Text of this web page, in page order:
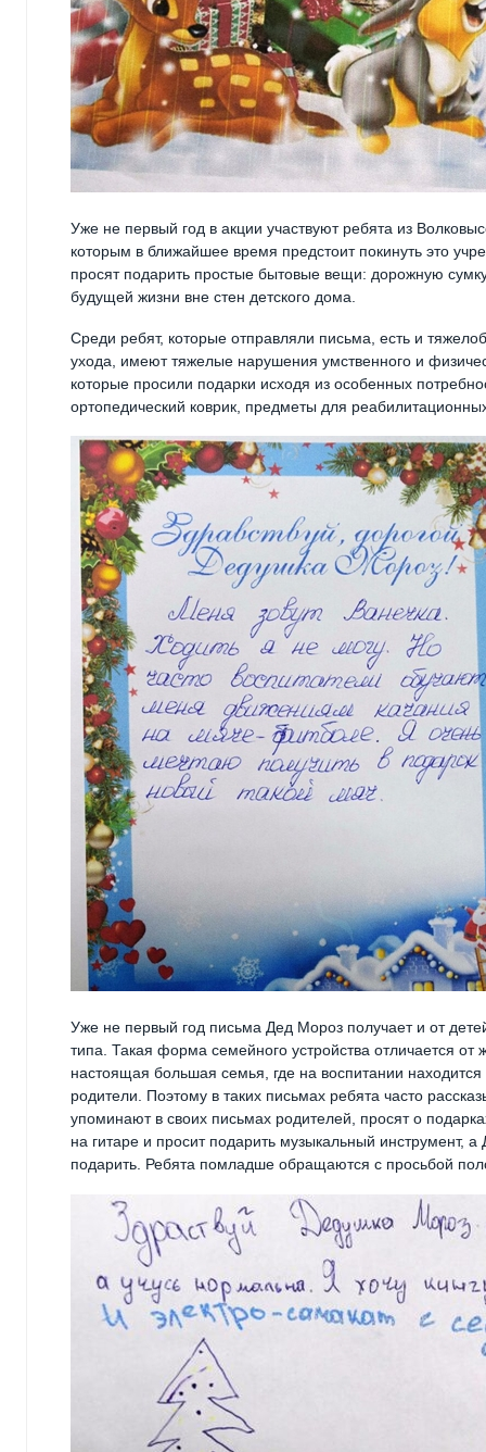
Уже не первый год в акции участвуют ребята из
которым в ближайшее время предстоит покинуть это
просят подарить простые бытовые вещи: дорожную
будущей жизни вне стен детского дома.
Среди ребят, которые отправляли письма, есть и
ухода, имеют тяжелые нарушения умственного и
которые просили подарки исходя из особенных
ортопедический коврик, предметы для
Уже не первый год письма Дед Мороз получает и от
типа. Такая форма семейного устройства отличается
настоящая большая семья, где на воспитании
родители. Поэтому в таких письмах ребята часто
упоминают в своих письмах родителей, просят о
на гитаре и просит подарить музыкальный инструмент,
подарить. Ребята помладше обращаются с просьбой